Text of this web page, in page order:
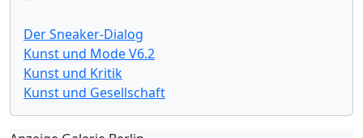
Der Sneaker-Dialog
Kunst und Mode V6.2
Kunst und Kritik
Kunst und Gesellschaft